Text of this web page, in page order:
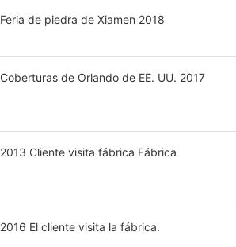
Feria de piedra de Xiamen 2018
Coberturas de Orlando de EE. UU. 2017
2013 Cliente visita fábrica Fábrica
2016 El cliente visita la fábrica.